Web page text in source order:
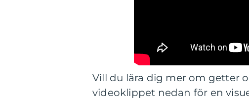
Vill du lära dig mer om getter
videoklippet nedan för en